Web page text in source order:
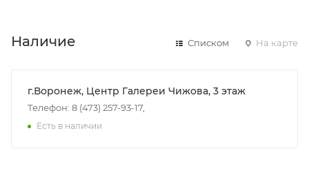
Наличие Списком На карте
г.Воронеж, Центр Галереи Чижова, 3 этаж
Телефон: 8 (473) 257-93-17,
Есть в наличии